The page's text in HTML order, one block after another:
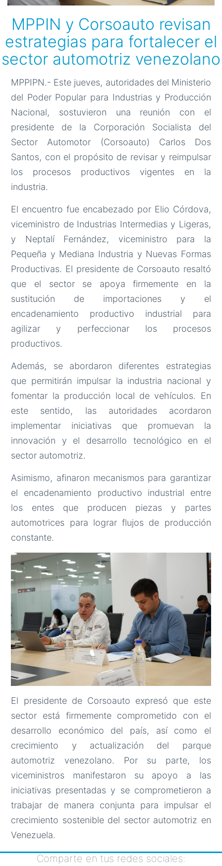
MPPIN y Corsoauto revisan
estrategias para fortalecer el
sector automotriz venezolano
MPPIPN.- Este jueves, autoridades del Ministerio
del Poder Popular para Industrias y Producción
Nacional, sostuvieron una reunión con el
presidente de la Corporación Socialista del
Sector Automotor (Corsoauto) Carlos Dos
Santos, con el propósito de revisar y reimpulsar
los procesos productivos vigentes en la
industria.
El encuentro fue encabezado por Elio Córdova,
viceministro de Industrias Intermedias y Ligeras,
y Neptalí Fernández, viceministro para la
Pequeña y Mediana Industria y Nuevas Formas
Productivas. El presidente de Corsoauto resaltó
que el sector se apoya firmemente en la
sustitución de importaciones y el
encadenamiento productivo industrial para
agilizar y perfeccionar los procesos
productivos.
Además, se abordaron diferentes estrategias
que permitirán impulsar la industria nacional y
fomentar la producción local de vehículos. En
este sentido, las autoridades acordaron
implementar iniciativas que promuevan la
innovación y el desarrollo tecnológico en el
sector automotriz.
Asimismo, afinaron mecanismos para garantizar
el encadenamiento productivo industrial entre
los entes que producen piezas y partes
automotrices para lograr flujos de producción
constante.
El presidente de Corsoauto expresó que este
sector está firmemente comprometido con el
desarrollo económico del país, así como el
crecimiento y actualización del parque
automotriz venezolano. Por su parte, los
viceministros manifestaron su apoyo a las
iniciativas presentadas y se comprometieron a
trabajar de manera conjunta para impulsar el
crecimiento sostenible del sector automotriz en
Venezuela.
Comparte en tus redes sociales: